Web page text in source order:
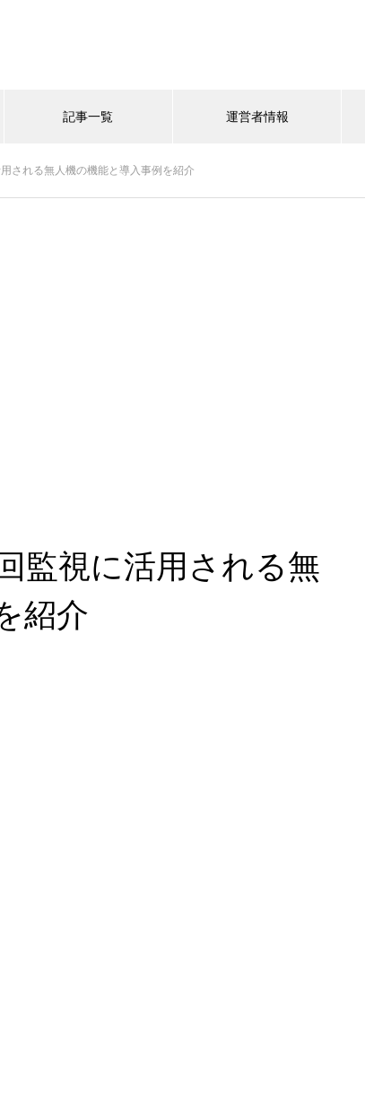
記事一覧 運営者情報
される無人機の機能と導入事例を紹介
監視に活用される無
紹介